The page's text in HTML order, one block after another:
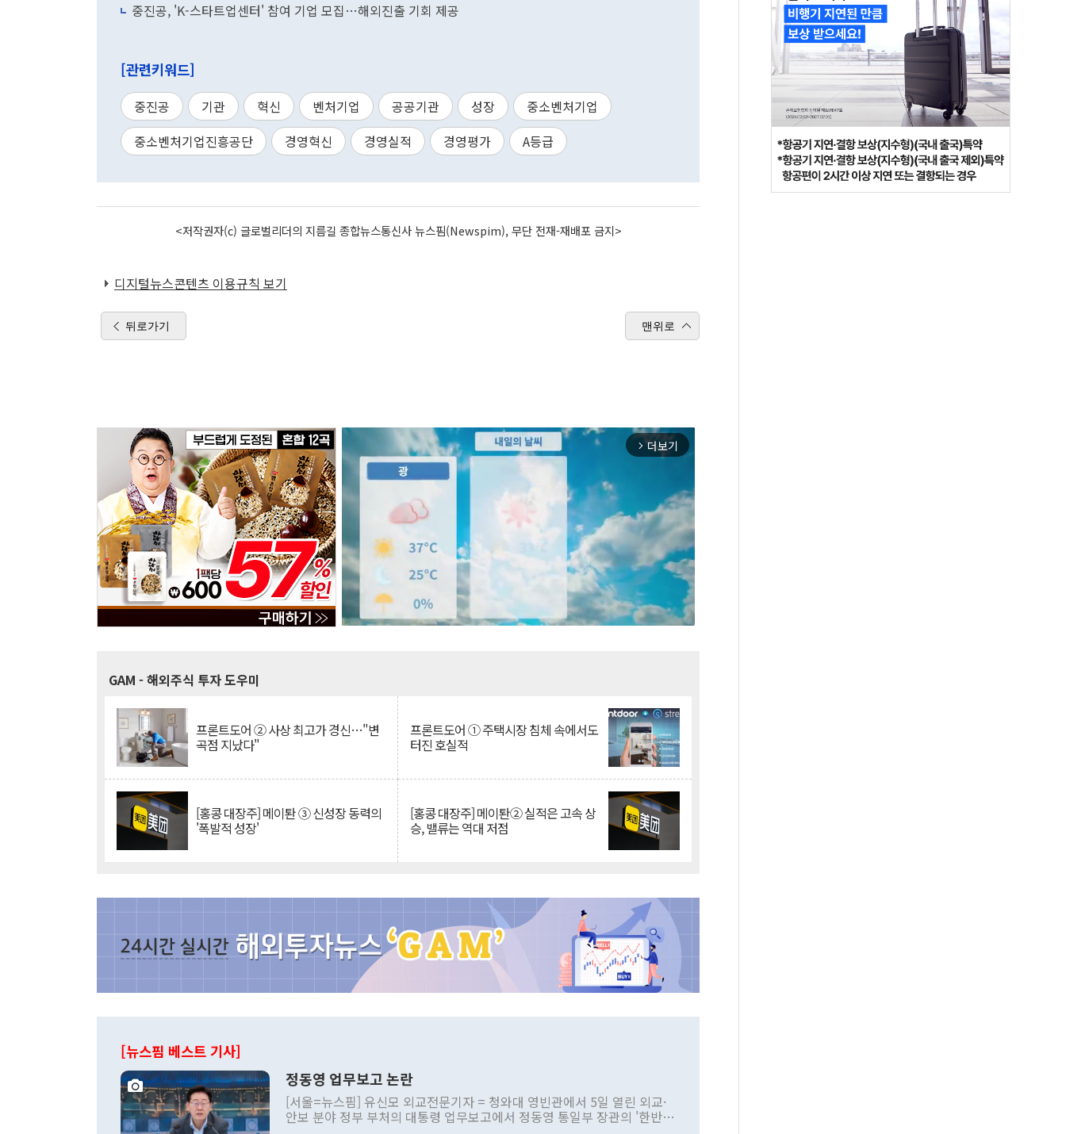
중진공, 'K-스타트업센터' 참여 기업 모집…해외진출 기회 제공
[관련키워드]
중진공 기관 혁신 벤처기업 공공기관 성장
중소벤처기업
중소벤처기업진흥공단
경영혁신 경영실적 경영평가 A등급
<저작권자(c) 글로벌리더의 지름길 종합뉴스통신사 뉴스핌(Newspim), 무단 전재-재배포 금지>
디지털뉴스콘텐츠 이용규칙 보기
뒤로가기 맨위로
arrow_forward_ios 더보기
GAM - 해외주식 투자 도우미
프론트도어 ② 사상 최고가 경신…"변
곡점 지났다"
프론트도어 ① 주택시장 침체 속에서도
터진 호실적
[홍콩 대장주] 메이퇀 ③ 신성장 동력의
'폭발적 성장'
[홍콩 대장주] 메이퇀② 실적은 고속 상
승, 밸류는 역대 저점
[뉴스핌 베스트 기사]
정동영 업무보고 논란
[서울=뉴스핌] 유신모 외교전문기자 = 청와대 영빈관에서 5일 열린 외교·
안보 분야 정부 부처의 대통령 업무보고에서 정동영 통일부 장관의 '한반도